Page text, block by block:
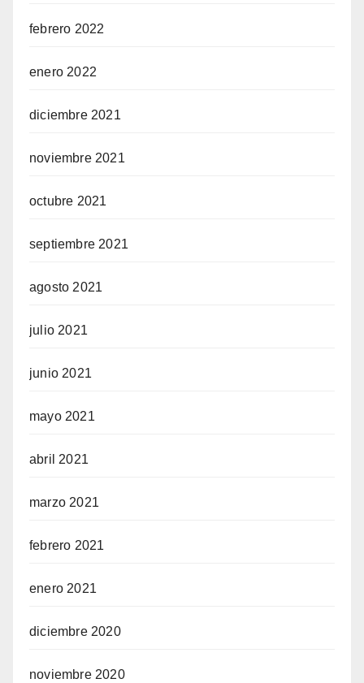
febrero 2022
enero 2022
diciembre 2021
noviembre 2021
octubre 2021
septiembre 2021
agosto 2021
julio 2021
junio 2021
mayo 2021
abril 2021
marzo 2021
febrero 2021
enero 2021
diciembre 2020
noviembre 2020